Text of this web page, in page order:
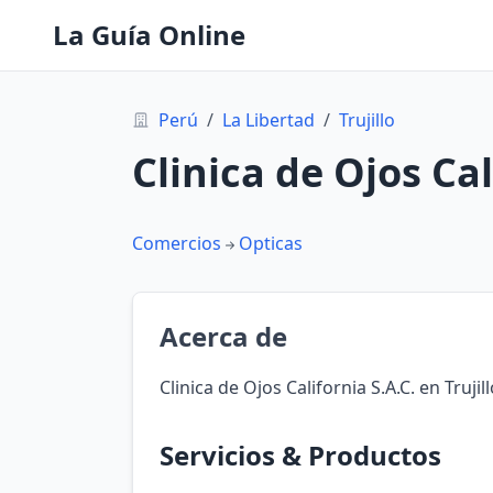
La Guía Online
Perú / La Libertad / Trujillo
Clinica de Ojos
Comercios Opticas
Acerca de
Clinica de Ojos California S.A.C. en
Servicios & Productos